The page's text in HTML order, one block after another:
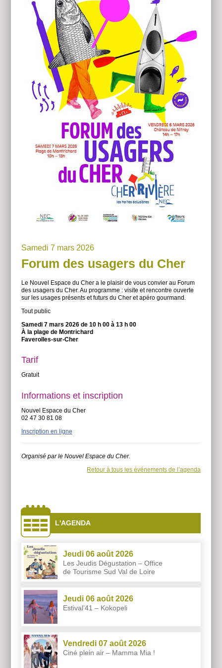
Samedi 7 mars 2026
Forum des usagers du Cher
Le Nouvel Espace du Cher a le plaisir de vous convier au Forum
des usagers du Cher. Au programme : visite et rencontre ouverte
sur les usages présents et futurs du Cher et apéro gourmand.
Tout public
Samedi 7 mars 2026 de 10 h 00 à 13 h 00
À la plage de Montrichard
Faverolles-sur-Cher
Tarif
Gratuit
Informations et inscription
Nouvel Espace du Cher
02 47 30 81 08
Inscription en ligne
Organisé par le Nouvel Espace du Cher.
Retour à tous les événements de l’agenda
côtés
L'AGENDA
Jeudi 06 août 2026
Les Jeudis Dégustation – Office
de Tourisme Sud Val de Loire
Jeudi 06 août 2026
Estival’41 – Kokopeli
Vendredi 07 août 2026
Ciné plein air – Mamma Mia !